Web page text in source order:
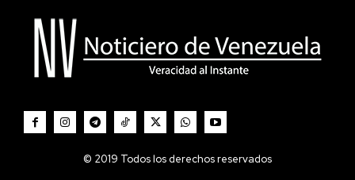
© 2019 Todos los derechos reservados